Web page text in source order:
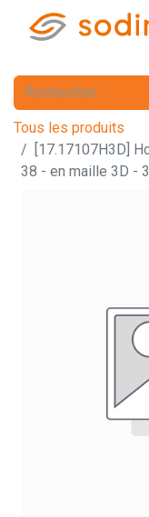
Tous les produits
[17.17107H3D]
38 - en maille 3D -